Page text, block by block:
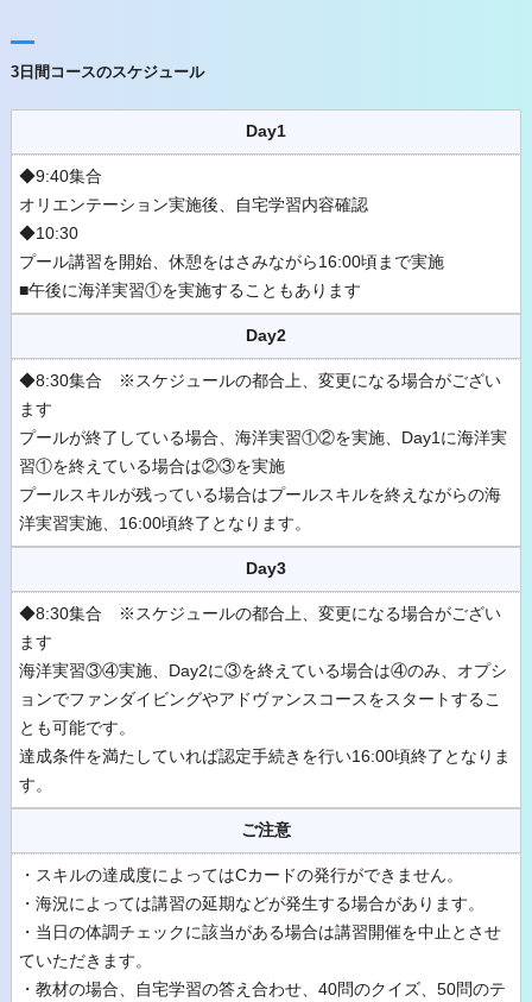
3日間コースのスケジュール
Day1
◆9:40集合
オリエンテーション実施後、自宅学習内容確認
◆10:30
プール講習を開始、休憩をはさみながら16:00頃まで実施
■午後に海洋実習①を実施することもあります
Day2
◆8:30集合 ※スケジュールの都合上、変更になる場合がござい
ます
プールが終了している場合、海洋実習①②を実施、Day1に海洋実
習①を終えている場合は②③を実施
プールスキルが残っている場合はプールスキルを終えながらの海
洋実習実施、16:00頃終了となります。
Day3
◆8:30集合 ※スケジュールの都合上、変更になる場合がござい
ます
海洋実習③④実施、Day2に③を終えている場合は④のみ、オプシ
ョンでファンダイビングやアドヴァンスコースをスタートするこ
とも可能です。
達成条件を満たしていれば認定手続きを行い16:00頃終了となりま
す。
ご注意
・スキルの達成度によってはCカードの発行ができません。
・海況によっては講習の延期などが発生する場合があります。
・当日の体調チェックに該当がある場合は講習開催を中止とさせ
ていただきます。
・教材の場合、自宅学習の答え合わせ、40問のクイズ、50問のテ